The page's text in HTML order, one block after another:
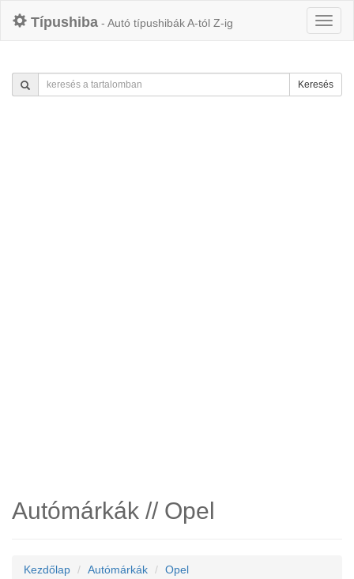
Típushiba - Autó típushibák A-tól Z-ig
Keresés
Autómárkák // Opel
Kezdőlap Autómárkák Opel